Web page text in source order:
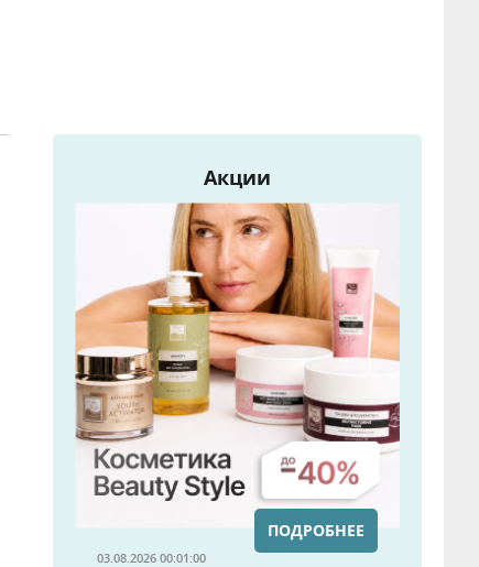
Акции
03.08.2026 00:01:00
ПОДРОБНЕЕ